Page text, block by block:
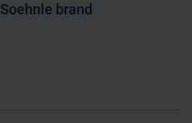
Soehnle brand